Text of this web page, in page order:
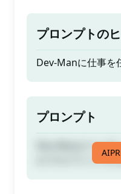
プロンプトの
Dev-Manに仕事を
プロンプト
Dev-Manがコー
のプログラミン